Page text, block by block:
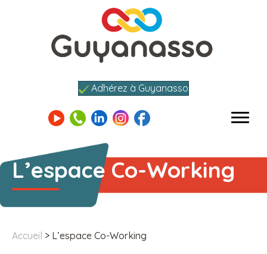
Adhérez à Guyanasso
L’espace Co-Working
Accueil > L’espace Co-Working